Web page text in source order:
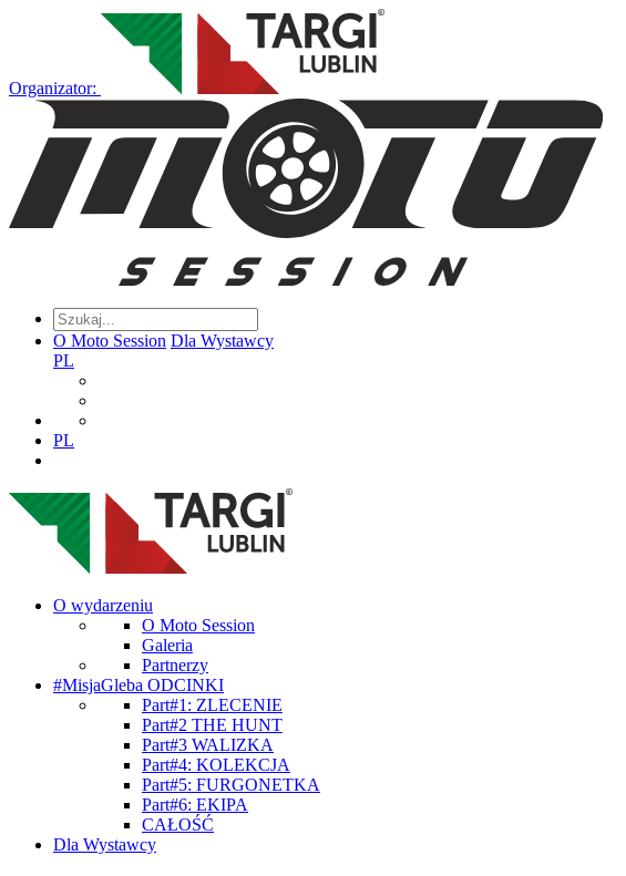
Organizator:
O Moto Session Dla Wystawcy
PL
PL
O wydarzeniu
O Moto Session
Galeria
Partnerzy
#MisjaGleba ODCINKI
Part#1: ZLECENIE
Part#2 THE HUNT
Part#3 WALIZKA
Part#4: KOLEKCJA
Part#5: FURGONETKA
Part#6: EKIPA
CAŁOŚĆ
Dla Wystawcy